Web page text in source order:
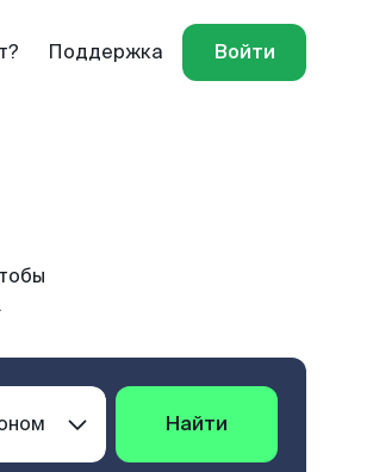
Поддержка Войти
Найти